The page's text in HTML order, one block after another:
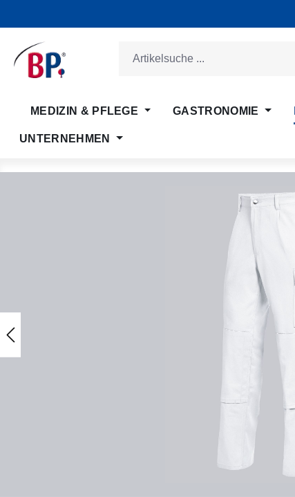
MEDIZIN & PFLEGE GASTRONOMIE
UNTERNEHMEN